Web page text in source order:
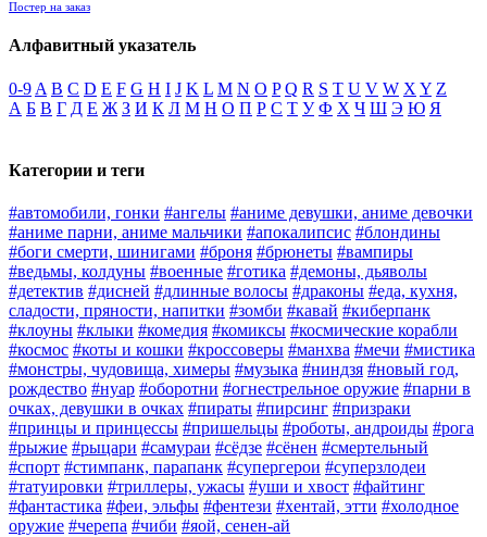
Постер на заказ
Алфавитный указатель
0-9 A B C D E F G H I J K L M N O P Q R S T U V W X Y Z
А Б В Г Д Е Ж З И К Л М Н О П Р С Т У Ф Х Ч Ш Э Ю Я
Категории и теги
#автомобили, гонки #ангелы #аниме девушки, аниме девочки
#аниме парни, аниме мальчики #апокалипсис #блондины
#боги смерти, шинигами #броня #брюнеты #вампиры
#ведьмы, колдуны #военные #готика #демоны, дьяволы
#детектив #дисней #длинные волосы #драконы #еда, кухня,
сладости, пряности, напитки #зомби #кавай #киберпанк
#клоуны #клыки #комедия #комиксы #космические корабли
#космос #коты и кошки #кроссоверы #манхва #мечи #мистика
#монстры, чудовища, химеры #музыка #ниндзя #новый год,
рождество #нуар #оборотни #огнестрельное оружие #парни в
очках, девушки в очках #пираты #пирсинг #призраки
#принцы и принцессы #пришельцы #роботы, андроиды #рога
#рыжие #рыцари #самураи #сёдзе #сёнен #смертельный
#спорт #стимпанк, парапанк #супергерои #суперзлодеи
#татуировки #триллеры, ужасы #уши и хвост #файтинг
#фантастика #феи, эльфы #фентези #хентай, этти #холодное
оружие #черепа #чиби #яой, сенен-ай